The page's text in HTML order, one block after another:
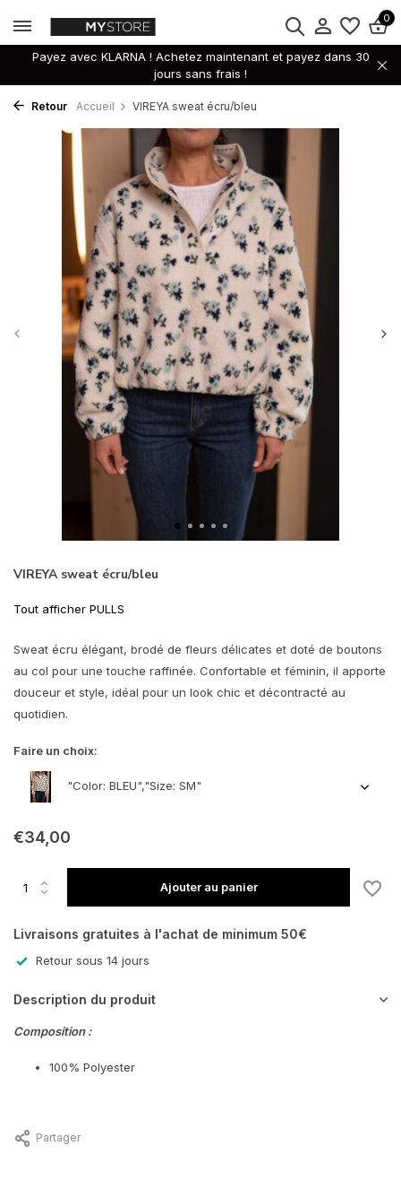
0
Payez avec KLARNA ! Achetez maintenant et payez dans 30
jours sans frais !
Retour Accueil VIREYA sweat écru/bleu
VIREYA sweat écru/bleu
Tout afficher PULLS
Sweat écru élégant, brodé de fleurs délicates et doté de boutons
au col pour une touche raffinée. Confortable et féminin, il apporte
douceur et style, idéal pour un look chic et décontracté au
quotidien.
Faire un choix:
"Color: BLEU","Size: SM"
€34,00
Ajouter au panier
Livraisons gratuites à l'achat de minimum 50€
Retour sous 14 jours
Description du produit
Composition :
100% Polyester
Partager